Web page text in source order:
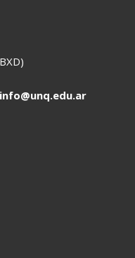
info@unq.edu.ar